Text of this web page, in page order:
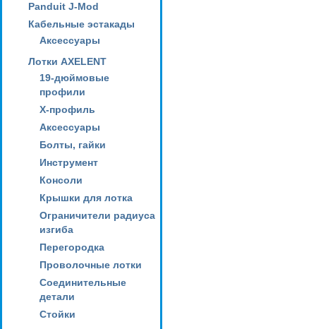
Panduit J-Mod
Кабельные эстакады
Аксессуары
Лотки AXELENT
19-дюймовые
профили
X-профиль
Аксессуары
Болты, гайки
Инструмент
Консоли
Крышки для лотка
Ограничители радиуса
изгиба
Перегородка
Проволочные лотки
Соединительные
детали
Стойки